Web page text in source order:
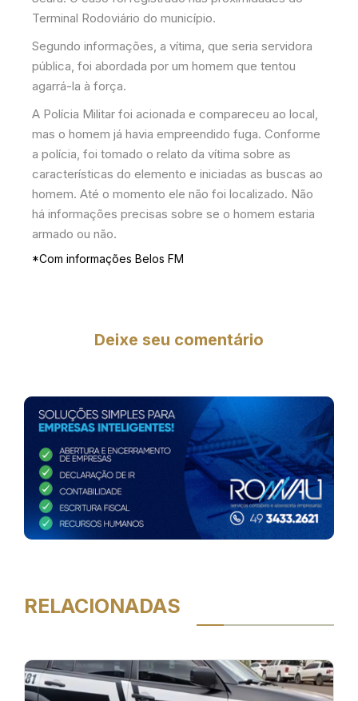
Terminal Rodoviário do município.
Segundo informações, a vítima, que seria servidora
pública, foi abordada por um homem que tentou
agarrá-la à força.
A Polícia Militar foi acionada e compareceu ao local,
mas o homem já havia empreendido fuga. Conforme
a polícia, foi tomado o relato da vítima sobre as
características do elemento e iniciadas as buscas ao
homem. Até o momento ele não foi localizado. Não
há informações precisas sobre se o homem estaria
armado ou não.
*Com informações Belos FM
Deixe seu comentário
RELACIONADAS